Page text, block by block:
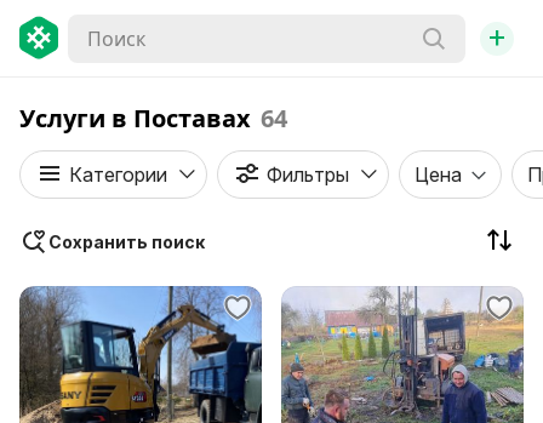
+
Услуги в Поставах 64
Категории Фильтры Цена
Сохранить поиск